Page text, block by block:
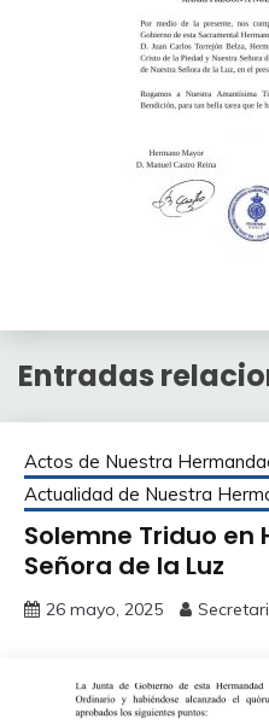
Entradas
Actos de Nuestra
Actualidad de Nuestra
Solemne Triduo en
Señora de la Luz
26 mayo, 2025